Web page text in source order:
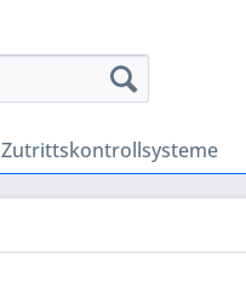
Zutrittskontrollsysteme